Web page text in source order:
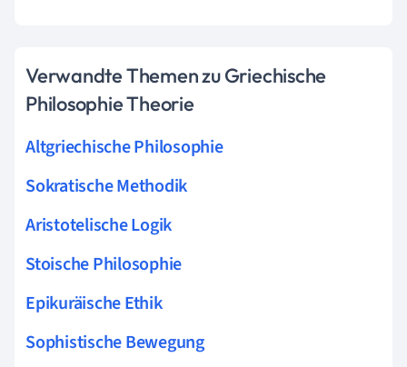
Verwandte Themen zu Griechische
Philosophie Theorie
Altgriechische Philosophie
Sokratische Methodik
Aristotelische Logik
Stoische Philosophie
Epikuräische Ethik
Sophistische Bewegung